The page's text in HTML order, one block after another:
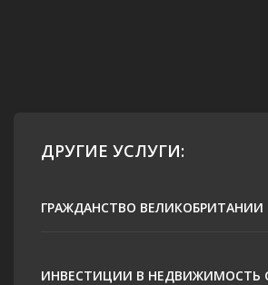
ДРУГИЕ УСЛУГИ:
ГРАЖДАНСТВО
ИНВЕСТИЦИИ В НЕДВИЖИМОСТЬ